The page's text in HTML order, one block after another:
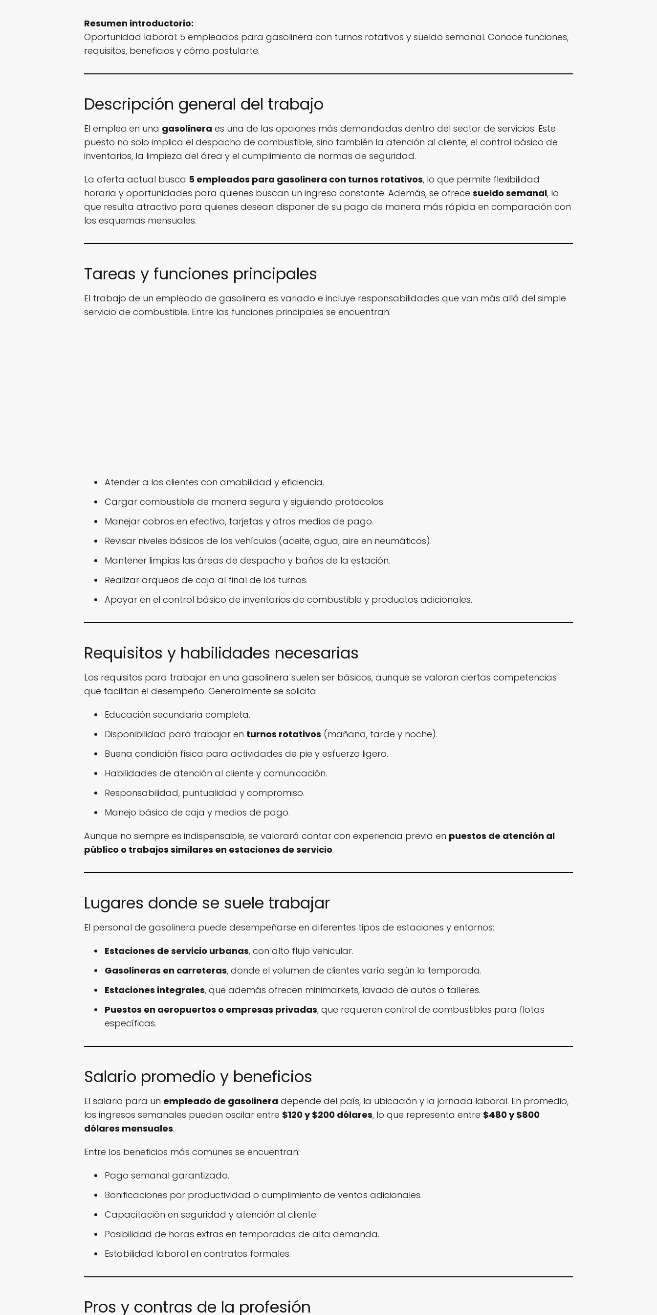
Resumen introductorio:
Oportunidad laboral: 5 empleados para gasolinera con turnos rotativos y sueldo semanal. Conoce funciones,
requisitos, beneficios y cómo postularte.
Descripción general del trabajo
El empleo en una gasolinera es una de las opciones más demandadas dentro del sector de servicios. Este
puesto no solo implica el despacho de combustible, sino también la atención al cliente, el control básico de
inventarios, la limpieza del área y el cumplimiento de normas de seguridad.
La oferta actual busca 5 empleados para gasolinera con turnos rotativos, lo que permite flexibilidad
horaria y oportunidades para quienes buscan un ingreso constante. Además, se ofrece sueldo semanal, lo
que resulta atractivo para quienes desean disponer de su pago de manera más rápida en comparación con
los esquemas mensuales.
Tareas y funciones principales
El trabajo de un empleado de gasolinera es variado e incluye responsabilidades que van más allá del simple
servicio de combustible. Entre las funciones principales se encuentran:
Atender a los clientes con amabilidad y eficiencia.
Cargar combustible de manera segura y siguiendo protocolos.
Manejar cobros en efectivo, tarjetas y otros medios de pago.
Revisar niveles básicos de los vehículos (aceite, agua, aire en neumáticos).
Mantener limpias las áreas de despacho y baños de la estación.
Realizar arqueos de caja al final de los turnos.
Apoyar en el control básico de inventarios de combustible y productos adicionales.
Requisitos y habilidades necesarias
Los requisitos para trabajar en una gasolinera suelen ser básicos, aunque se valoran ciertas competencias
que facilitan el desempeño. Generalmente se solicita:
Educación secundaria completa.
Disponibilidad para trabajar en turnos rotativos (mañana, tarde y noche).
Buena condición física para actividades de pie y esfuerzo ligero.
Habilidades de atención al cliente y comunicación.
Responsabilidad, puntualidad y compromiso.
Manejo básico de caja y medios de pago.
Aunque no siempre es indispensable, se valorará contar con experiencia previa en puestos de atención al
público o trabajos similares en estaciones de servicio.
Lugares donde se suele trabajar
El personal de gasolinera puede desempeñarse en diferentes tipos de estaciones y entornos:
Estaciones de servicio urbanas, con alto flujo vehicular.
Gasolineras en carreteras, donde el volumen de clientes varía según la temporada.
Estaciones integrales, que además ofrecen minimarkets, lavado de autos o talleres.
Puestos en aeropuertos o empresas privadas, que requieren control de combustibles para flotas
específicas.
Salario promedio y beneficios
El salario para un empleado de gasolinera depende del país, la ubicación y la jornada laboral. En promedio,
los ingresos semanales pueden oscilar entre $120 y $200 dólares, lo que representa entre $480 y $800
dólares mensuales.
Entre los beneficios más comunes se encuentran:
Pago semanal garantizado.
Bonificaciones por productividad o cumplimiento de ventas adicionales.
Capacitación en seguridad y atención al cliente.
Posibilidad de horas extras en temporadas de alta demanda.
Estabilidad laboral en contratos formales.
Pros y contras de la profesión